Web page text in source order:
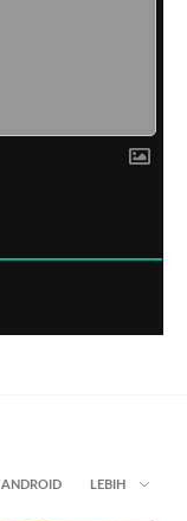
ANDROID LEBIH